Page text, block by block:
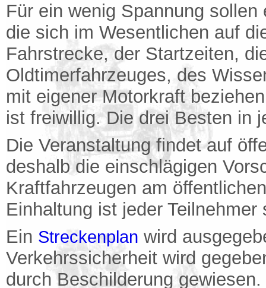
Für ein wenig Spannung
die sich im Wesentlichen auf
Fahrstrecke, der Startzeiten,
Oldtimerfahrzeuges, des
mit eigener Motorkraft
ist freiwillig. Die drei Besten in
Die Veranstaltung findet auf
deshalb die einschlägigen
Kraftfahrzeugen am
Einhaltung ist jeder
Ein Streckenplan wird
Verkehrssicherheit wird
durch Beschilderung gewiesen.